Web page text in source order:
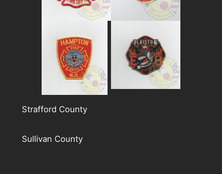
Strafford County
Sullivan County